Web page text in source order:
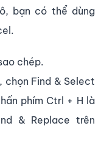
bạn có thể dùng
chép.
chọn Find & Select
phím Ctrl + H là
& Replace trên